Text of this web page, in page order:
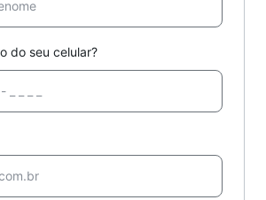
do seu celular?